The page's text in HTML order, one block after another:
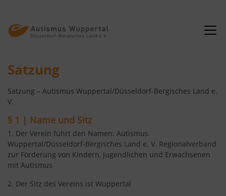
springen
Satzung
Satzung – Autismus Wuppertal/Düsseldorf-Bergisches Land e.
V.
§ 1 | Name und Sitz
1. Der Verein führt den Namen: Autismus
Wuppertal/Düsseldorf-Bergisches Land e. V. Regionalverband
zur Förderung von Kindern, Jugendlichen und Erwachsenen
mit Autismus
2. Der Sitz des Vereins ist Wuppertal